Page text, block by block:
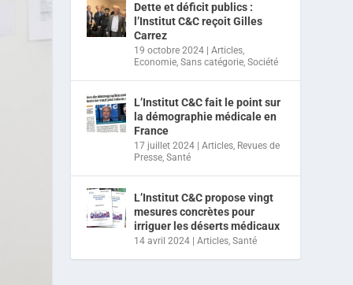
Dette et déficit publics :
l’Institut C&C reçoit Gilles
Carrez
19 octobre 2024 |Articles,
Economie,Sans catégorie,Société
L’Institut C&C fait le point sur
la démographie médicale en
France
17 juillet 2024 |Articles, Revues de
Presse,Santé
L’Institut C&C propose vingt
mesures concrètes pour
irriguer les déserts médicaux
14 avril 2024 |Articles,Santé